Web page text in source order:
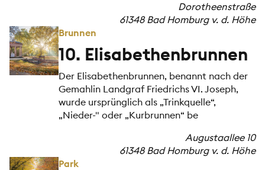
Dorotheenstraße
61348 Bad Homburg v. d. Höhe
Brunnen
10. Elisabethenbrunnen
Der Elisabethenbrunnen, benannt nach der
Gemahlin Landgraf Friedrichs VI. Joseph,
wurde ursprünglich als „Trinkquelle“,
„Nieder-" oder „Kurbrunnen“ be
Augustaallee 10
61348 Bad Homburg v. d. Höhe
Park